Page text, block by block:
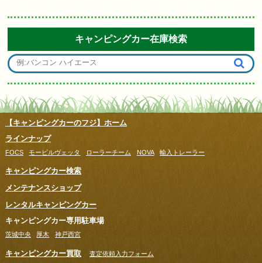
キャンピングカー在庫検索
【キャンピングカーのフジ】ホーム
ラインナップ
FOCS モービルヴェッタ ローラーチーム NOVA 輸入トレーラー
キャンピングカー検索
メンテナンスショップ
レンタルキャンピングカー
キャンピングカー専用駐車場
茨城中央 厚木 神戸西宮
キャンピングカー買取 査定依頼入力フォーム